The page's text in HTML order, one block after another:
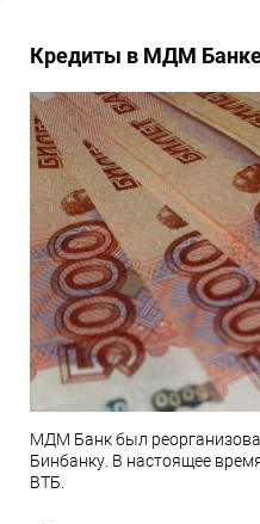
Кредиты в МДМ
МДМ Банк был
Бинбанку. В настоящее
ВТБ.